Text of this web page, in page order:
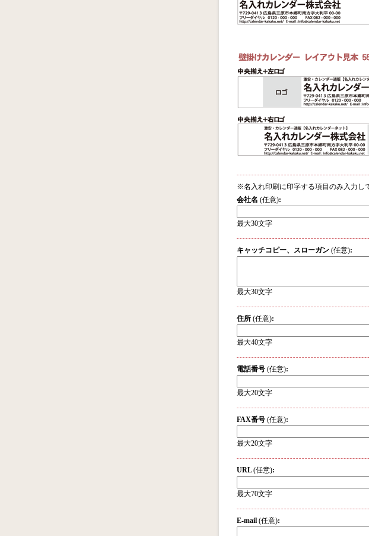
※名入れ印刷に印字する項目のみ入力し
会社名 (任意):
最大30文字
キャッチコピー、スローガン (任意):
最大30文字
住所 (任意):
最大40文字
電話番号 (任意):
最大20文字
FAX番号 (任意):
最大20文字
URL(任意):
最大70文字
E-mail (任意):